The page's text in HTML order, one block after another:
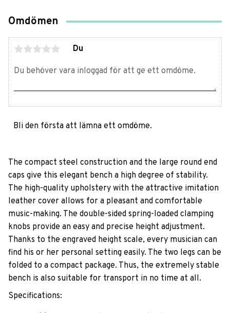
Omdömen
Du
Bli den första att lämna ett omdöme.
The compact steel construction and the large round end
caps give this elegant bench a high degree of stability.
The high-quality upholstery with the attractive imitation
leather cover allows for a pleasant and comfortable
music-making. The double-sided spring-loaded clamping
knobs provide an easy and precise height adjustment.
Thanks to the engraved height scale, every musician can
find his or her personal setting easily. The two legs can be
folded to a compact package. Thus, the extremely stable
bench is also suitable for transport in no time at all.
Specifications: